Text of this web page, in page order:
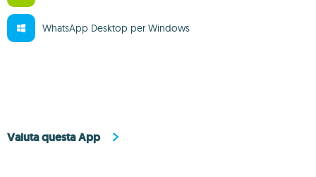
WhatsApp Desktop per Windows
Valuta questa App